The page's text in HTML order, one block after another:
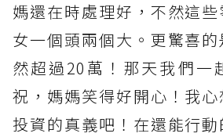
媽還在時處理好，不然這
女一個頭兩個大。更驚喜
然超過20萬！那天我們一
祝，媽媽笑得好開心！我
投資的真義吧！在還能行